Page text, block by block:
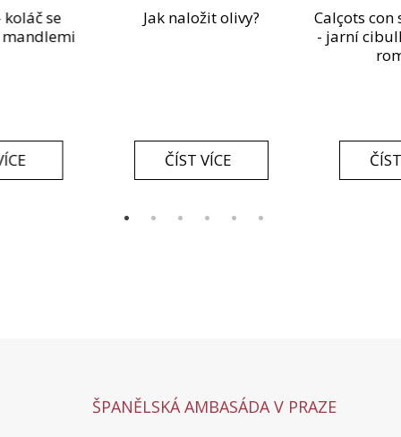
Jak naložit olivy?
ČÍST VÍCE
Calçots con
- jarní
koláč se
ŠPANĚLSKÁ AMBASÁDA V PRAZE